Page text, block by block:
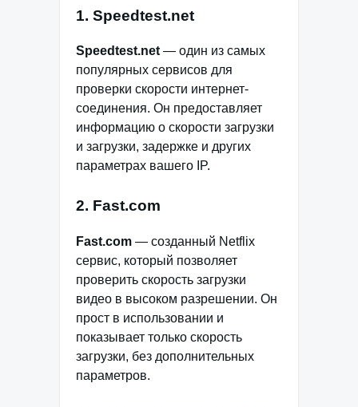
1. Speedtest.net
Speedtest.net— один из самых
популярных сервисов для
проверки скорости интернет-
соединения. Он предоставляет
информацию о скорости загрузки
и загрузки, задержке и других
параметрах вашего IP.
2. Fast.com
Fast.com — созданный Netflix
сервис, который позволяет
проверить скорость загрузки
видео в высоком разрешении. Он
прост в использовании и
показывает только скорость
загрузки, без дополнительных
параметров.